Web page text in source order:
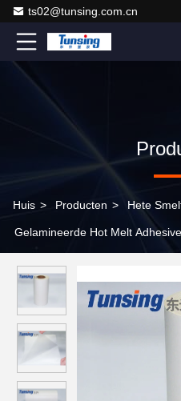
ts02@tunsing.com.cn
Huis > Producten > Hete
Gelamineerde Hot Melt